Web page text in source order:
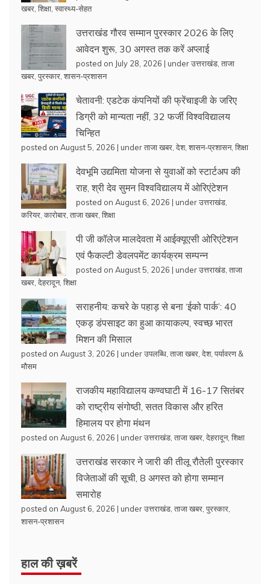
खबर शिक्षा स्वास्थ्य-सेहत
उत्तराखंड गौरव सम्मान पुरस्कार 2026 के लिए
आवेदन शुरू, 30 अगस्त तक करें अप्लाई
posted on July 28, 2026 | underउत्तराखंड ताजा
खबर पुरस्कार शासन-प्रशासन
चेतावनी: एडटेक कंपनियों की फ्रेंचाइजी के जरिए
डिग्री को मान्यता नहीं, 32 फर्जी विश्वविद्यालय
चिन्हित
posted on August 5, 2026 | underताजा खबर देश, शासन-प्रशासन, शिक्षा
देवभूमि उद्यमिता योजना से युवाओं को स्टार्टअप की
राह, श्री देव सुमन विश्वविद्यालय में ओरिएंटेशन
posted on August 6, 2026 | underउत्तराखंड
करियर कारोबार ताजा खबर शिक्षा
पी जी कॉलेज मालदेवता में आईक्यूएसी ओरिएंटेशन
एवं फैकल्टी डेवलपमेंट कार्यक्रम सम्पन्न
posted on August 5, 2026 | underउत्तराखंड ताजा
खबर देहरादून, शिक्षा
सराहनीय: कचरे के पहाड़ से बना ‘ईको पार्क’: 40
एकड़ डंपसाइट का हुआ कायाकल्प, स्वच्छ भारत
मिशन की मिसाल
posted on August 3, 2026 | underउपलब्धि ताजा खबर देश, पर्यावरण &
मौसम
राजकीय महाविद्यालय कण्वघाटी में 16-17 सितंबर
को राष्ट्रीय संगोष्ठी, सतत विकास और हरित
हिमालय पर होगा मंथन
posted on August 6, 2026 | underउत्तराखंड ताजा खबर देहरादून, शिक्षा
उत्तराखंड सरकार ने जारी की तीलू रौतेली पुरस्कार
विजेताओं की सूची, 8 अगस्त को होगा सम्मान
समारोह
posted on August 6, 2026 | underउत्तराखंड ताजा खबर पुरस्कार
शासन-प्रशासन
हाल की ख़बरें